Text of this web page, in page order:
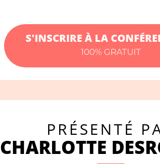
S'INSCRIRE À LA
100% GRATUIT
PRÉSENTÉ
CHARLOTTE